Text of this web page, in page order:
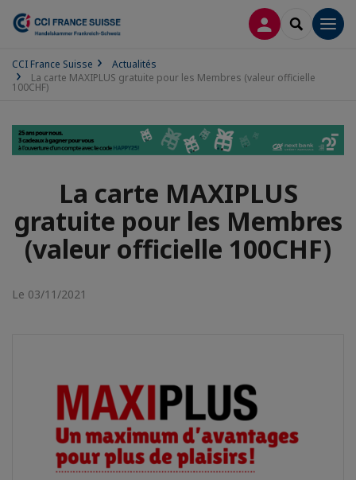
CONNEXION
CCI France Suisse
Actualités
La carte MAXIPLUS gratuite pour les Membres (valeur officielle
100CHF)
La carte MAXIPLUS
gratuite pour les Membres
(valeur officielle 100CHF)
Le 03/11/2021